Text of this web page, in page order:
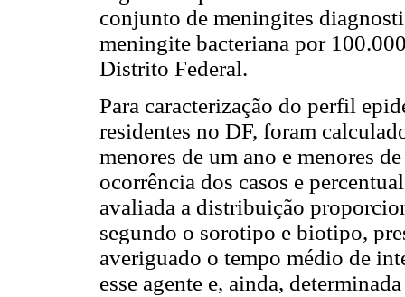
conjunto de meningites
meningite bacteriana por
Distrito Federal.
Para caracterização do perfil
residentes no DF, foram
menores de um ano e menores
ocorrência dos casos e
avaliada a distribuição
segundo o sorotipo e biotipo,
averiguado o tempo médio de
esse agente e, ainda,